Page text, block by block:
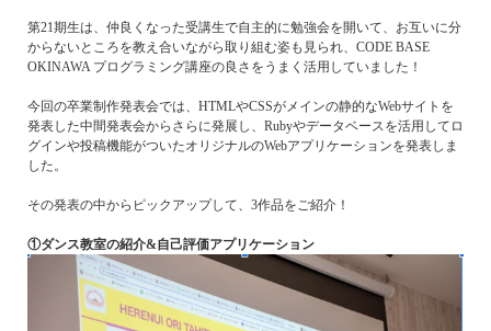
第21期生は、仲良くなった受講生で自主的に勉強会を開いて、お互いに分
からないところを教え合いながら取り組む姿も見られ、CODE BASE
OKINAWA プログラミング講座の良さをうまく活用していました！
今回の卒業制作発表会では、HTMLやCSSがメインの静的なWebサイトを
発表した中間発表会からさらに発展し、Rubyやデータベースを活用してロ
グインや投稿機能がついたオリジナルのWebアプリケーションを発表しま
した。
その発表の中からピックアップして、3作品をご紹介！
①ダンス教室の紹介&自己評価アプリケーション